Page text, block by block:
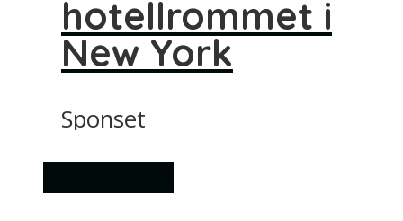
hotellrommet i
New York
Sponset